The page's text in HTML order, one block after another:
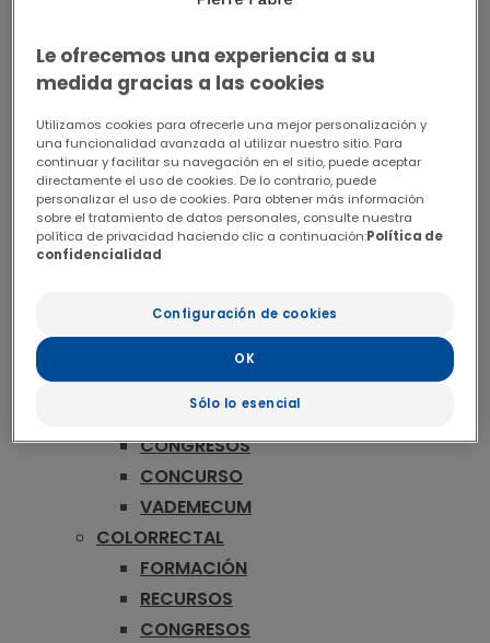
RECURSOS
VADEMECUM
MAMA
FORMACIÓN
RECURSOS
CONGRESOS
CONCURSO
MELANOMA
FORMACIÓN
PUBLICACIONES
RECURSOS
CONGRESOS
CONCURSO
VADEMECUM
COLORRECTAL
FORMACIÓN
RECURSOS
CONGRESOS
Le ofrecemos una experiencia a su
medida gracias a las cookies
Utilizamos cookies para ofrecerle una mejor personalización y
una funcionalidad avanzada al utilizar nuestro sitio. Para
continuar y facilitar su navegación en el sitio, puede aceptar
directamente el uso de cookies. De lo contrario, puede
personalizar el uso de cookies. Para obtener más información
sobre el tratamiento de datos personales, consulte nuestra
política de privacidad haciendo clic a continuación:Política de
confidencialidad
Configuración de cookies
Sólo lo esencial
OK